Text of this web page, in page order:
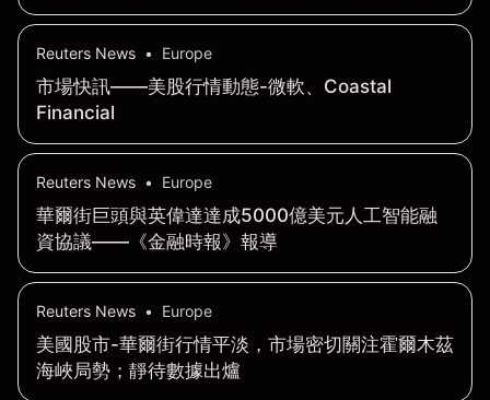
議
Reuters News • Europe
市場快訊——美股行情動態-微軟、Coastal
Financial
Reuters News • Europe
華爾街巨頭與英偉達達成5000億美元人工智能融
資協議——《金融時報》報導
Reuters News • Europe
美國股市-華爾街行情平淡，市場密切關注霍爾木茲
海峽局勢；靜待數據出爐